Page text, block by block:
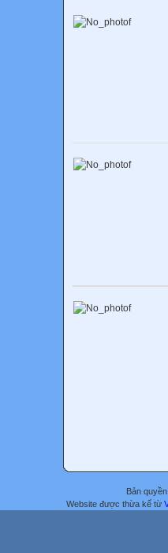
Bản
Website được thừa kế từ